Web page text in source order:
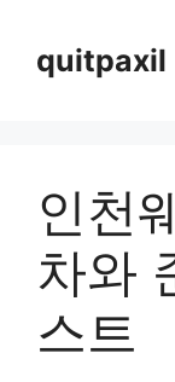
contentquitpaxil
인천
차와
스트